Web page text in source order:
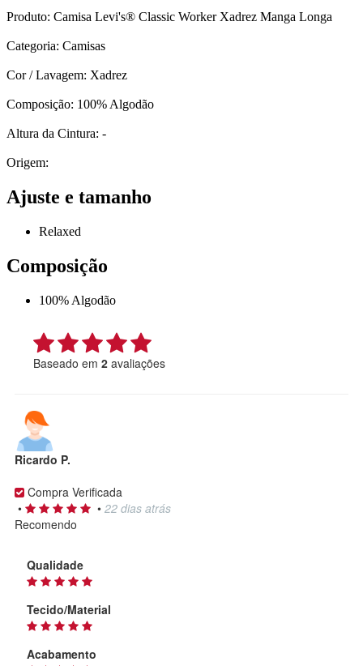
Produto: Camisa Levi's® Classic Worker Xadrez Manga Longa
Categoria: Camisas
Cor / Lavagem: Xadrez
Composição: 100% Algodão
Altura da Cintura: -
Origem:
Ajuste e tamanho
Relaxed
Composição
100% Algodão
Baseado em 2 avaliações
Ricardo P.
Compra Verificada
•
• 22 dias atrás
Recomendo
Qualidade
Tecido/Material
Acabamento